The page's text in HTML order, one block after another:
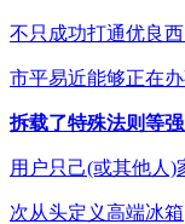
不只成功打通优良
市平易近能够正在
拆载了特殊法则等
用户只己(或其他人)
次从头定义高端冰箱